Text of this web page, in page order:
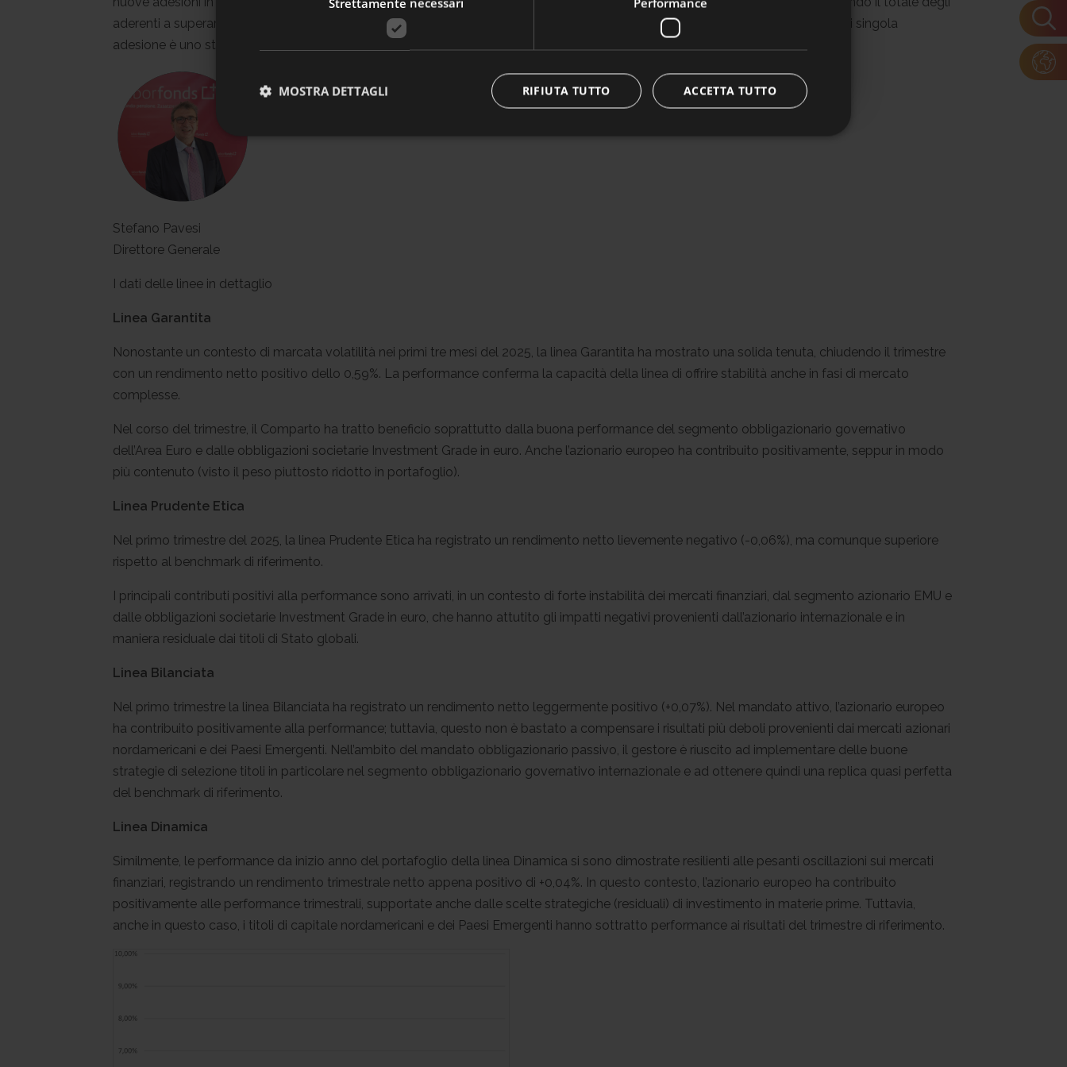
aderenti a superare quota 143mila. Per chi lavora in Laborfonds, credete, questi numeri sono importanti attestati di fiducia: ogni singola
adesione è uno stimolo a proseguire con impegno il lavoro quotidiano.
Stefano Pavesi
Direttore Generale
I dati delle linee in dettaglio
Linea Garantita
Nonostante un contesto di marcata volatilità nei primi tre mesi del 2025, la linea Garantita ha mostrato una solida tenuta, chiudendo il trimestre
con un rendimento netto positivo dello 0,59%. La performance conferma la capacità della linea di offrire stabilità anche in fasi di mercato
complesse.
Nel corso del trimestre, il Comparto ha tratto beneficio soprattutto dalla buona performance del segmento obbligazionario governativo
dell’Area Euro e dalle obbligazioni societarie Investment Grade in euro. Anche l’azionario europeo ha contribuito positivamente, seppur in modo
più contenuto (visto il peso piuttosto ridotto in portafoglio).
Linea Prudente Etica
Nel primo trimestre del 2025, la linea Prudente Etica ha registrato un rendimento netto lievemente negativo (-0,06%), ma comunque superiore
rispetto al benchmark di riferimento.
I principali contributi positivi alla performance sono arrivati, in un contesto di forte instabilità dei mercati finanziari, dal segmento azionario EMU e
dalle obbligazioni societarie Investment Grade in euro, che hanno attutito gli impatti negativi provenienti dall’azionario internazionale e in
maniera residuale dai titoli di Stato globali.
Linea Bilanciata
Nel primo trimestre la linea Bilanciata ha registrato un rendimento netto leggermente positivo (+0,07%). Nel mandato attivo, l’azionario europeo
ha contribuito positivamente alla performance; tuttavia, questo non è bastato a compensare i risultati più deboli provenienti dai mercati azionari
nordamericani e dei Paesi Emergenti. Nell’ambito del mandato obbligazionario passivo, il gestore è riuscito ad implementare delle buone
strategie di selezione titoli in particolare nel segmento obbligazionario governativo internazionale e ad ottenere quindi una replica quasi perfetta
del benchmark di riferimento.
Linea Dinamica
Similmente, le performance da inizio anno del portafoglio della linea Dinamica si sono dimostrate resilienti alle pesanti oscillazioni sui mercati
finanziari, registrando un rendimento trimestrale netto appena positivo di +0,04%. In questo contesto, l’azionario europeo ha contribuito
positivamente alle performance trimestrali, supportate anche dalle scelte strategiche (residuali) di investimento in materie prime. Tuttavia,
anche in questo caso, i titoli di capitale nordamericani e dei Paesi Emergenti hanno sottratto performance ai risultati del trimestre di riferimento.
ACCETTA TUTTO
RIFIUTA TUTTO
MOSTRA DETTAGLI